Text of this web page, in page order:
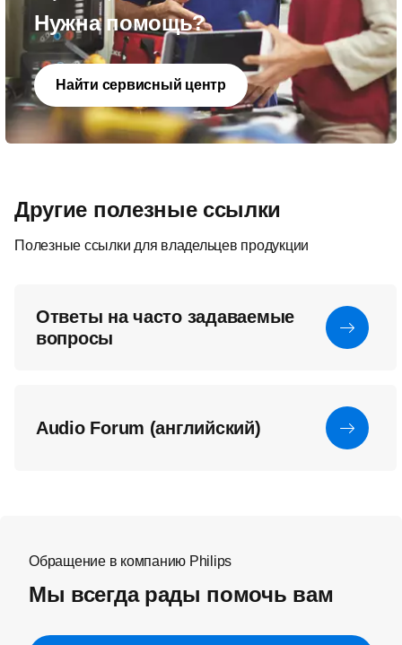
Нужна помощь?
Найти сервисный центр
Другие полезные ссылки
Полезные ссылки для владельцев продукции
Ответы на часто задаваемые
вопросы
Audio Forum (английский)
Обращение в компанию Philips
Мы всегда рады помочь вам